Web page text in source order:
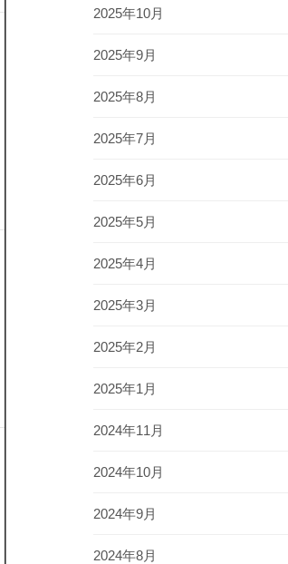
2025年10月
2025年9月
2025年8月
2025年7月
2025年6月
2025年5月
2025年4月
2025年3月
2025年2月
2025年1月
2024年11月
2024年10月
2024年9月
2024年8月